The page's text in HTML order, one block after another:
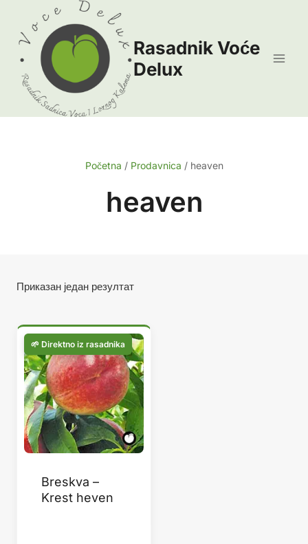
content
Rasadnik Voće
Delux
Početna / Prodavnica / heaven
heaven
Приказан један резултат
Breskva –
Krest heven